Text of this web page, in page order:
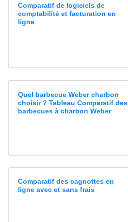
Comparatif de logiciels de
comptabilité et facturation en
ligne
Quel barbecue Weber charbon
choisir ? Tableau Comparatif des
barbecues à charbon Weber
Comparatif des cagnottes en
ligne avec et sans frais